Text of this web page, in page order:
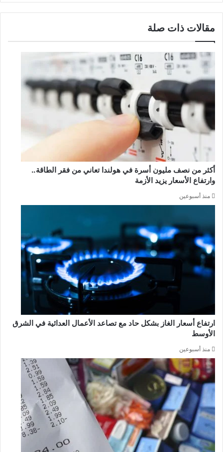
مقالات ذات صلة
أكثر من نصف مليون أسرة في هولندا تعاني من فقر الطاقة..
وارتفاع الأسعار يزيد الأزمة
منذ أسبوعين
ارتفاع أسعار الغاز بشكل حاد مع تصاعد الأعمال العدائية في الشرق
الأوسط
منذ أسبوعين